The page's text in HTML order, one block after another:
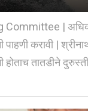
|
करावी |
होताच तातडीने